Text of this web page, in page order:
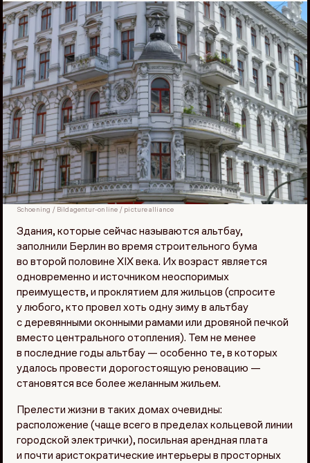
Schoening / Bildagentur-online / picture alliance
Здания, которые сейчас называются альтбау,
заполнили Берлин во время строительного бума
во второй половине XIX века. Их возраст является
одновременно и источником неоспоримых
преимуществ, и проклятием для жильцов (спросите
у любого, кто провел хоть одну зиму в альтбау
с деревянными оконными рамами или дровяной печкой
вместо центрального отопления). Тем не менее
в последние годы альтбау — особенно те, в которых
удалось провести дорогостоящую реновацию —
становятся все более желанным жильем.
Прелести жизни в таких домах очевидны:
расположение (чаще всего в пределах кольцевой линии
городской электрички), посильная арендная плата
и почти аристократические интерьеры в просторных